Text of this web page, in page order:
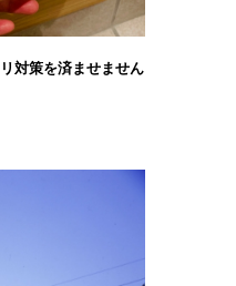
対策を済ませません